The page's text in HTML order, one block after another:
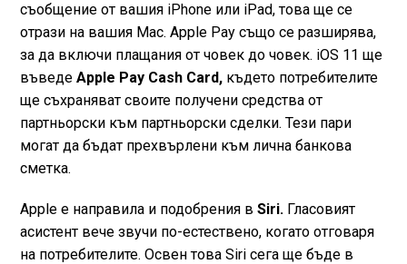
съобщение от вашия iPhone или iPad, това ще се
отрази на вашия Mac. Apple Pay също се разширява,
за да включи плащания от човек до човек. iOS 11 ще
въведе Apple Pay Cash Card,където потребителите
ще съхраняват своите получени средства от
партньорски към партньорски сделки. Тези пари
могат да бъдат прехвърлени към лична банкова
сметка.
Apple е направила и подобрения в Siri.Гласовият
асистент вече звучи по-естествено, когато отговаря
на потребителите. Освен това Siri сега ще бъде в